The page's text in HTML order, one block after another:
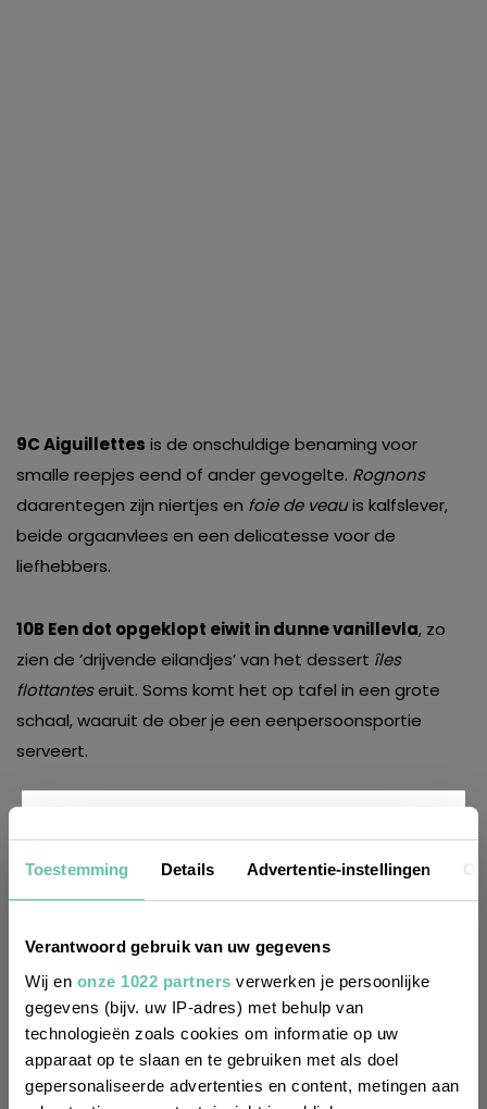
Toestemming Details Advertentie-instellingen
Verantwoord gebruik van uw gegevens
Wij en onze 1022 partners verwerken je persoonlijke
gegevens (bijv. uw IP-adres) met behulp van
technologieën zoals cookies om informatie op uw
apparaat op te slaan en te gebruiken met als doel
gepersonaliseerde advertenties en content, metingen aan
9C Aiguillettes is de onschuldige benaming voor
smalle reepjes eend of ander gevogelte. Rognons
daarentegen zijn niertjes en foie de veauis kalfslever,
beide orgaanvlees en een delicatesse voor de
liefhebbers.
10B Een dot opgeklopt eiwit in dunne vanillevla, zo
zien de ‘drijvende eilandjes’ van het dessert îles
flottanteseruit. Soms komt het op tafel in een grote
schaal, waaruit de ober je een eenpersoonsportie
serveert.
LEES OOK:
Taalquiz Franse menukaart – deel 1
10 manieren om brood te kopen in Frankrijk
Taalquiz Boodschappen doen in Frankrijk
Franse keuken Franse taal menukaart
restaurant
taalquiz
taaltips
Gerelateerde artikelen
Nieuwsbrief
Wil je altijd als eerste op de hoogte zijn
van de laatste nieuwtjes, leuke adressen
en inspirerende tips voor Frankrijk? Meld
je dan aan voor onze 2-wekelijkse
nieuwsbrief. Zo gedaan!